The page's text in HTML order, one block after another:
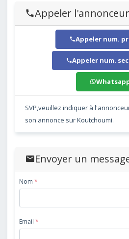
Appeler l'annonceur
Appeler num.
Appeler num.
SVP,veuillez indiquer à
son annonce sur Koutchoumi.
Envoyer un
Nom *
Email *